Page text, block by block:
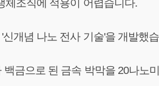
체조직에 적용이 어렵습니다.
개념 나노 전사 기술'을 개발했
금으로 된 금속 박막을 20나노